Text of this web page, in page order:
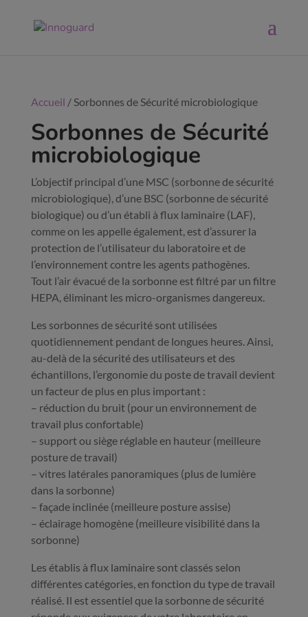
Accueil / Sorbonnes de Sécurité microbiologique
Sorbonnes de Sécurité
microbiologique
L’objectif principal d’une MSC (sorbonne de sécurité
microbiologique), d’une BSC (sorbonne de sécurité
biologique) ou d’un établi à flux laminaire (LAF),
comme on les appelle également, est d’assurer la
protection de l’utilisateur du laboratoire et de
l’environnement contre les agents pathogènes.
Tout l’air évacué de la sorbonne est filtré par un filtre
HEPA, éliminant les micro-organismes dangereux.
Les sorbonnes de sécurité sont utilisées
quotidiennement pendant de longues heures. Ainsi,
au-delà de la sécurité des utilisateurs et des
échantillons, l’ergonomie du poste de travail devient
un facteur de plus en plus important :
– réduction du bruit (pour un environnement de
travail plus confortable)
– support ou siège réglable en hauteur (meilleure
posture de travail)
– vitres latérales panoramiques (plus de lumière
dans la sorbonne)
– façade inclinée (meilleure posture assise)
– éclairage homogène (meilleure visibilité dans la
sorbonne)
Les établis à flux laminaire sont classés selon
différentes catégories, en fonction du type de travail
réalisé. Il est essentiel que la sorbonne de sécurité